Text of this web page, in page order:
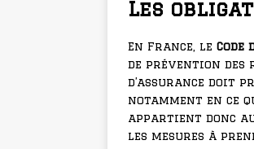
Les
En France, le Code
de prévention des
d’assurance doit
notamment en ce
appartient donc
les mesures à